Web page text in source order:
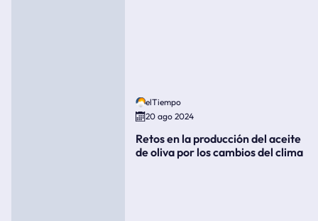
elTiempo
20 ago 2024
Retos en la producción del aceite
de oliva por los cambios del clima